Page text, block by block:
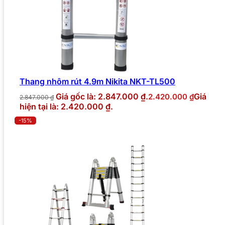
Thang nhôm rút 4.9m Nikita NKT-TL500
2.847.000₫ Giá gốc là: 2.847.000 ₫.2.420.000 ₫Giá
hiện tại là: 2.420.000 ₫.
-15%